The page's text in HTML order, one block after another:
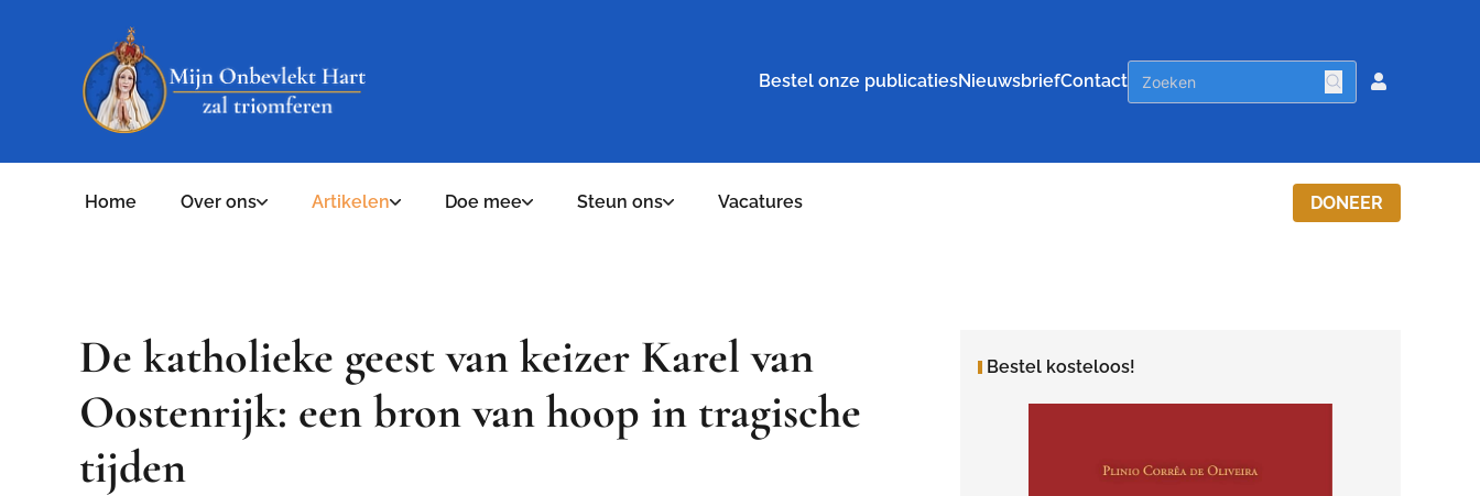
Bestel onze publicatiesNieuwsbriefContact
Home Over ons Artikelen Doe mee Steun ons Vacatures DONEER
De katholieke geest van keizer Karel van
Oostenrijk: een bron van hoop in tragische
tijden
Bestel kosteloos!